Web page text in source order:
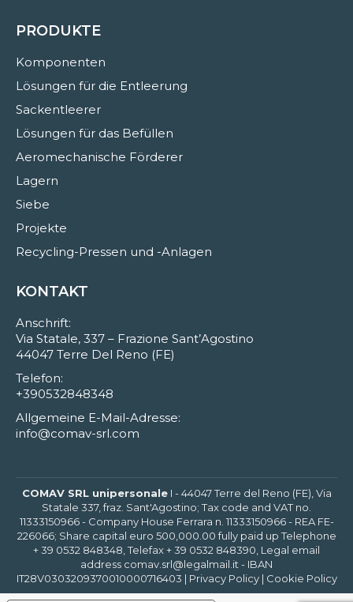
PRODUKTE
Komponenten
Lösungen für die Entleerung
Sackentleerer
Lösungen für das Befüllen
Aeromechanische Förderer
Lagern
Siebe
Projekte
Recycling-Pressen und -Anlagen
KONTAKT
Anschrift:
Via Statale, 337 – Frazione Sant’Agostino
44047 Terre Del Reno (FE)
Telefon:
+390532848348
Allgemeine E-Mail-Adresse:
info@comav-srl.com
COMAV SRL unipersonaleI - 44047 Terre del Reno (FE), Via
Statale 337, fraz. Sant'Agostino; Tax code and VAT no.
11333150966 - Company House Ferrara n. 11333150966 - REA FE-
226066; Share capital euro 500,000.00 fully paid up Telephone
+ 39 0532 848348, Telefax + 39 0532 848390, Legal email
address comav.srl@legalmail.it - IBAN
IT28V0303209370010000716403 | Privacy Policy| Cookie Policy